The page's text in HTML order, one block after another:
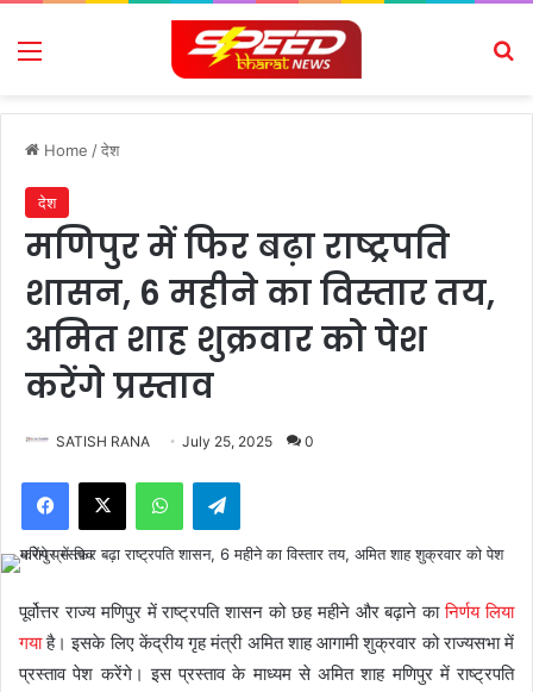
Menu
Home /देश
देश
मणिपुर में फिर बढ़ा राष्ट्रपति
शासन, 6 महीने का विस्तार तय,
अमित शाह शुक्रवार को पेश
करेंगे प्रस्ताव
SATISH RANA July 25, 2025 0
Facebook
X WhatsAppTelegram
पूर्वोत्तर राज्य मणिपुर में राष्ट्रपति शासन को छह महीने और बढ़ाने कानिर्णय लिया
गयाहै। इसके लिए केंद्रीय गृह मंत्री अमित शाह आगामी शुक्रवार को राज्यसभा में
प्रस्ताव पेश करेंगे। इस प्रस्ताव के माध्यम से अमित शाह मणिपुर में राष्ट्रपति